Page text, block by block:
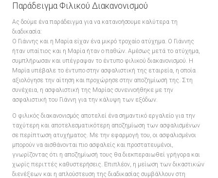
Παράδειγμα Φιλικού Διακανονισμού
Ας δούμε ένα παράδειγμα για να κατανοήσουμε καλύτερα τη
διαδικασία:
Ο Γιάννης και η Μαρία είχαν ένα μικρό τροχαίο ατύχημα. Ο Γιάννης
ήταν υπαίτιος και η Μαρία ήταν ο παθών. Αμέσως μετά το ατύχημα,
συμπλήρωσαν και υπέγραψαν το έντυπο φιλικού διακανονισμού. Η
Μαρία υπέβαλε το έντυπο στην ασφαλιστική της εταιρεία, η οποία
αξιολόγησε την αίτηση και προχώρησε στην αποζημίωσή της. Στη
συνέχεια, η ασφαλιστική της Μαρίας συνεννοήθηκε με την
ασφαλιστική του Γιάννη για την κάλυψη των εξόδων.
Ο φιλικός διακανονισμός αποτελεί ένα σημαντικό εργαλείο για την
ταχύτερη και αποτελεσματικότερη αποζημίωση των ασφαλισμένων
σε περίπτωση ατυχήματος. Με την εφαρμογή του, οι ασφαλισμένοι
μπορούν να αισθάνονται πιο ασφαλείς και προστατευμένοι,
γνωρίζοντας ότι η αποζημίωσή τους θα διεκπεραιωθεί γρήγορα και
χωρίς περιττές καθυστερήσεις. Επιπλέον, η μείωση των δικαστικών
διενέξεων και η απλούστευση της διαδικασίας συμβάλλουν στη